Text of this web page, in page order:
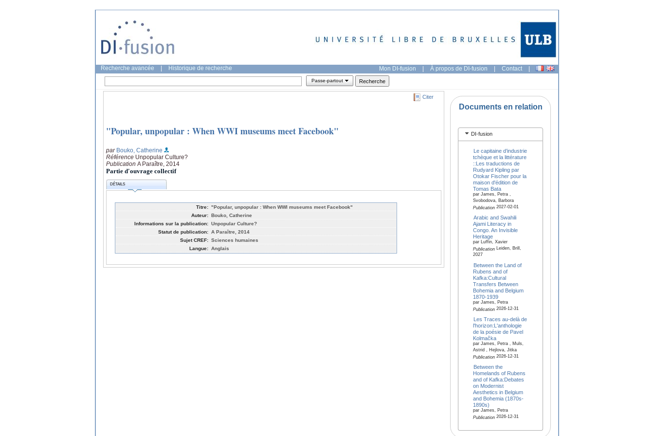
Recherche avancée Historique de recherche Mon DI-fusion | À propos de DI-fusion | Contact |
Passe-partout
Citer
"Popular, unpopular : When WWI museums meet Facebook"
par Bouko, Catherine
Référence Unpopular Culture?
Publication A Paraître, 2014
Partie d'ouvrage collectif
DÉTAILS
Titre: "Popular, unpopular : When WWI museums meet Facebook"
Auteur: Bouko, Catherine
Informations sur la publication: Unpopular Culture?
Statut de publication: A Paraître, 2014
Sujet CREF: Sciences humaines
Langue: Anglais
Documents en relation
DI-fusion
Le capitaine d’industrie
tchèque et la littérature
::Les traductions de
Rudyard Kipling par
Otokar Fischer pour la
maison d'édition de
Tomas Bata
par James, Petra ,
Svobodova, Barbora
Publication2027-02-01
Arabic and Swahili
Ajami Literacy in
Congo. An Invisible
Heritage
par Luffin, Xavier
PublicationLeiden, Brill,
2027
Between the Land of
Rubens and of
Kafka:Cultural
Transfers Between
Bohemia and Belgium
1870-1939
par James, Petra
Publication2026-12-31
Les Traces au-delà de
l'horizon:L'anthologie
de la poésie de Pavel
Kolmačka
par James, Petra , Muls,
Astrid , Hejlova, Jitka
Publication2026-12-31
Between the
Homelands of Rubens
and of Kafka:Debates
on Modernist
Aesthetics in Belgium
and Bohemia (1870s-
1890s)
par James, Petra
Publication2026-12-31